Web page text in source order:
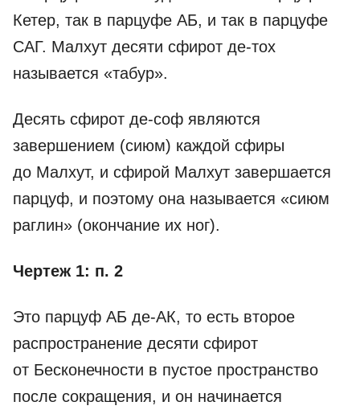
Кетер, так в парцуфе АБ, и так в парцуфе
САГ. Малхут десяти сфирот де-тох
называется «табур».
Десять сфирот де-соф являются
завершением (сиюм) каждой сфиры
до Малхут, и сфирой Малхут завершается
парцуф, и поэтому она называется «сиюм
раглин» (окончание их ног).
Чертеж 1: п. 2
Это парцуф АБ де-­АК, то есть второе
распространение десяти сфирот
от Бесконечности в пустое пространство
после сокращения, и он начинается